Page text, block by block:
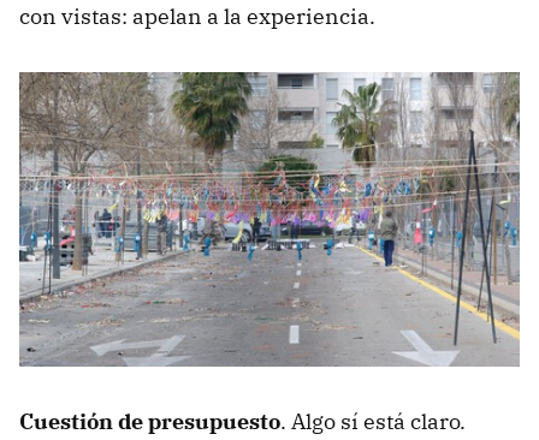
con vistas: apelan a la experiencia.
Cuestión de presupuesto. Algo sí está claro.